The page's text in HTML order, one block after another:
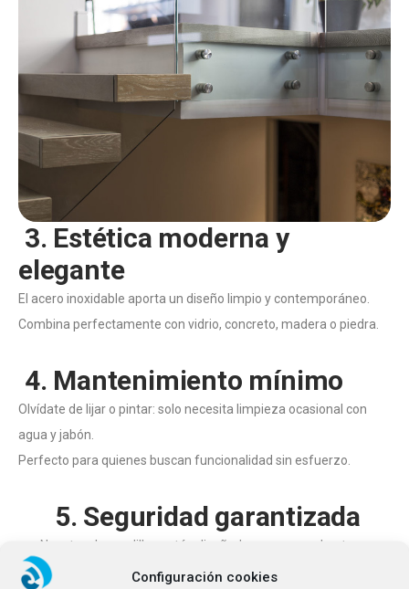
Configuración cookies
3. Estética moderna y
elegante
El acero inoxidable aporta un diseño limpio y contemporáneo.
Combina perfectamente con vidrio, concreto, madera o piedra.
4. Mantenimiento mínimo
Olvídate de lijar o pintar: solo necesita limpieza ocasional con
agua y jabón.
Perfecto para quienes buscan funcionalidad sin esfuerzo.
5. Seguridad garantizada
Nuestras barandillas están diseñadas para ser robustas y
confiables, aportando seguridad en cada espacio donde se